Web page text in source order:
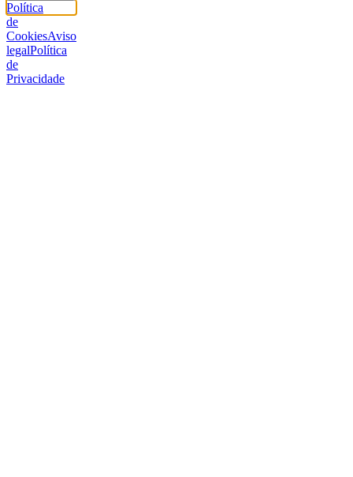
Política
de
CookiesAviso
legalPolítica
de
Privacidade